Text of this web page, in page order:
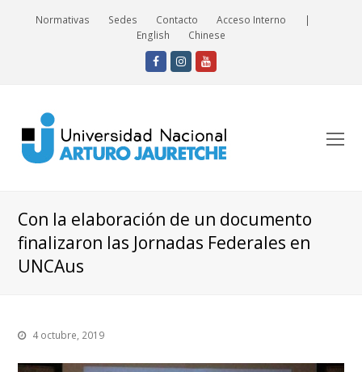
Normativas Sedes Contacto Acceso Interno
|
English
Chinese
Facebook
Instagram
Youtube
Con la elaboración de un documento
finalizaron las Jornadas Federales en
UNCAus
4 octubre, 2019